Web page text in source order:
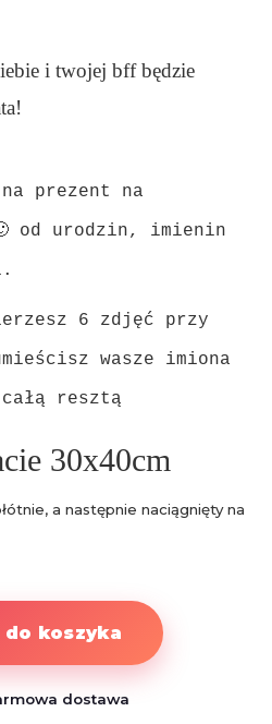
i twojej bff będzie
prezent na
od urodzin, imienin
6 zdjęć przy
wasze imiona
resztą
30x40cm
a następnie naciągnięty na
do koszyka
dostawa